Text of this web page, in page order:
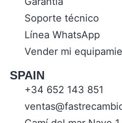
Soporte técnico
Línea WhatsApp
Vender mi
SPAIN
+34 652 143 851